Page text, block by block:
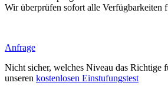
Wir überprüfen sofort alle Verfügbarkeiten
Anfrage
Nicht sicher, welches Niveau das Richtige
unseren kostenlosen Einstufungstest